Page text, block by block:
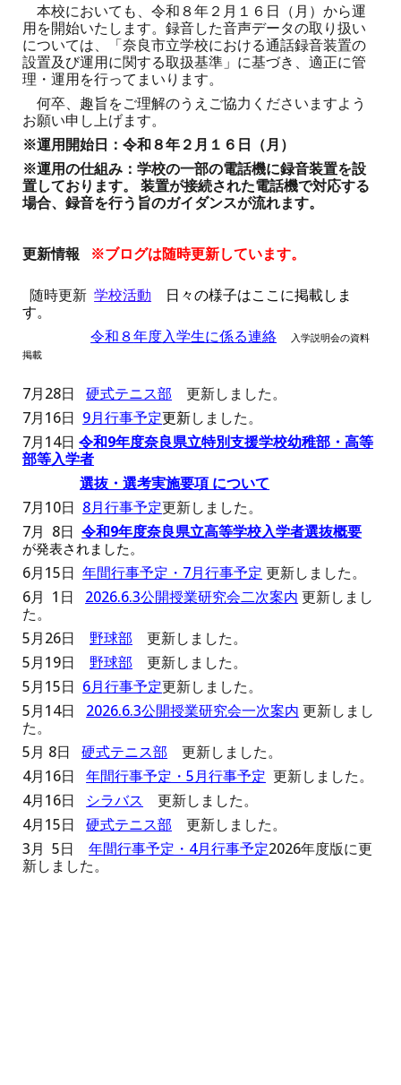
本校においても、令和８年２月１６日（月）から運
用を開始いたします。録音した音声データの取り扱い
については、「奈良市立学校における通話録音装置の
設置及び運用に関する取扱基準」に基づき、適正に管
理・運用を行ってまいります。
何卒、趣旨をご理解のうえご協力くださいますよう
お願い申し上げます。
※運用開始日：令和８年２月１６日（月）
※運用の仕組み：学校の一部の電話機に録音装置を設
置しております。 装置が接続された電話機で対応する
場合、録音を行う旨のガイダンスが流れます。
更新情報 ※ブログは随時更新しています。
随時更新学校活動
日々の様子はここに掲載しま
す。
令和８年度入学生に係る連絡
入学説明会の資料
掲載
7月28日硬式テニス部 更新しました。
7月16日 9月行事予定更新しました。
7月14日令和9年度奈良県立特別支援学校幼稚部・高等
部等入学者
選抜・選考実施要項 について
7月10日 8月行事予定更新しました。
7月 8日令和9年度奈良県立高等学校入学者選抜概要
が発表されました。
6月15日年間行事予定・7月行事予定 更新しました。
6月 1日 2026.6.3公開授業研究会二次案内 更新しまし
た。
5月26日野球部 更新しました。
5月19日野球部 更新しました。
5月15日 6月行事予定更新しました。
5月14日 2026.6.3公開授業研究会一次案内 更新しまし
た。
5月 8日硬式テニス部 更新しました。
4月16日年間行事予定・5月行事予定 更新しました。
4月16日 シラバス 更新しました。
4月15日硬式テニス部
更新しました。
3月 5日年間行事予定・4月行事予定2026年度版に更
新しました。